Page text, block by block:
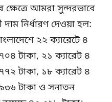
আমরা সুন্দরভাবে
নির্ধারণ দেওয়া হল:
২২ ক্যারেটে ৪
টাকা, ২১ ক্যারেট ৪
টাকা, ১৮ ক্যারেট ৪
টাকা ও সনাতন